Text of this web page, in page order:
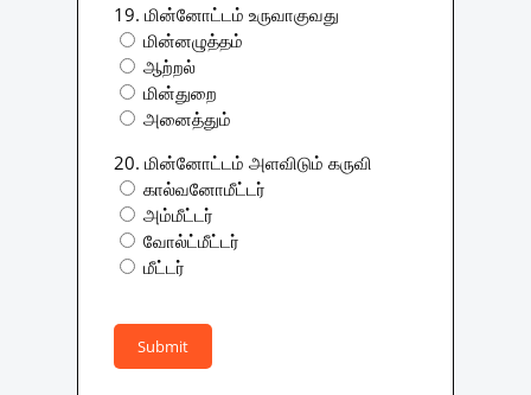
19. மின்னோட்டம் உருவாகுவது
மின்னழுத்தம்
ஆற்றல்
மின்துறை
அனைத்தும்
20. மின்னோட்டம் அளவிடும் கருவி
கால்வனோமீட்டர்
அம்மீட்டர்
வோல்ட்மீட்டர்
மீட்டர்
Submit